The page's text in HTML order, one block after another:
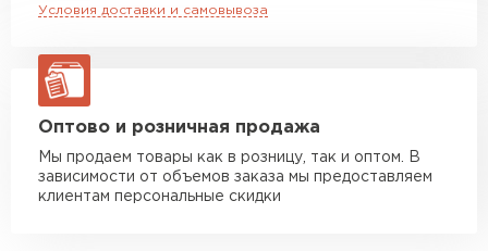
макс. длина груза 13,5 м
ЗАКАЗАТЬ С ДОСТАВКОЙ
Условия доставки и самовывоза
Оптово и розничная продажа
Мы продаем товары как в розницу, так и оптом. В
зависимости от объемов заказа мы предоставляем
клиентам персональные скидки